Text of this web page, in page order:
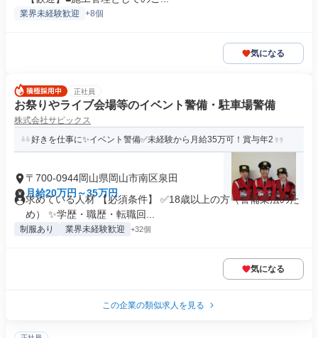
業界未経験歓迎 +8個
気になる
正社員
お祭りやライブ会場等のイベント警備・駐車場警備
株式会社サピックス
好きを仕事に✨イベント警備✅未経験から月給35万可！賞与年2
〒700-0944岡山県岡山市南区泉田
月給20万円～35万円
求めている人材 【必須条件】 ✅18歳以上の方（警備業法のた
め） ✨学歴・職歴・転職回...
制服あり 業界未経験歓迎 +32個
気になる
この企業の類似求人を見る